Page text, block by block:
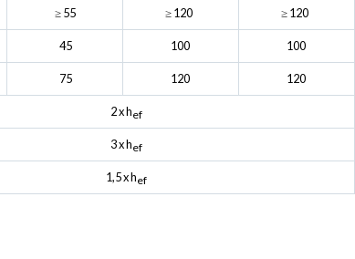
≥ 55 ≥ 120 ≥ 120
45 100 100
75 120 120
2 x hef
3 x hef
1,5 x hef